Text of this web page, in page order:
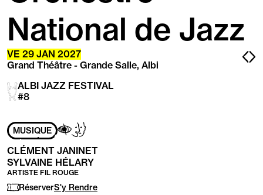
National de Jazz
VE 29 JAN 2027
Grand Théâtre - Grande Salle, Albi
ALBI JAZZ FESTIVAL
#8
MUSIQUE Adapté
aux
personnes
ayant
les
handicaps
suivants
Aveugles
/
Malvoyants
Handicap
mental
CLÉMENT JANINET
SYLVAINE HÉLARY
ARTISTE FIL ROUGE
RéserverS'y Rendre